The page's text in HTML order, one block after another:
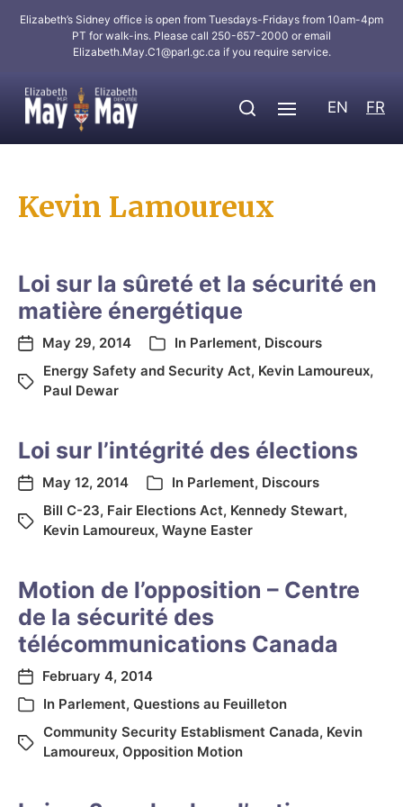
Elizabeth’s Sidney office is open from Tuesdays-Fridays from 10am-4pm
PT for walk-ins. Please call 250-657-2000 or email
Elizabeth.May.C1@parl.gc.ca if you require service.
EN FR
Kevin Lamoureux
Loi sur la sûreté et la sécurité en
matière énergétique
May 29, 2014 In Parlement, Discours
Energy Safety and Security Act, Kevin Lamoureux,
Paul Dewar
Loi sur l’intégrité des élections
May 12, 2014 In Parlement, Discours
Bill C-23, Fair Elections Act, Kennedy Stewart,
Kevin Lamoureux, Wayne Easter
Motion de l’opposition – Centre
de la sécurité des
télécommunications Canada
February 4, 2014
In Parlement, Questions au Feuilleton
Community Security Establisment Canada, Kevin
Lamoureux, Opposition Motion